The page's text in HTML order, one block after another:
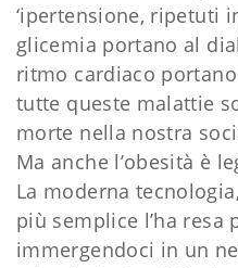
‘ipertensione, ripetuti
glicemia portano al
ritmo cardiaco
tutte queste malattie
morte nella nostra
Ma anche l’obesità è
La moderna
più semplice l’ha
immergendoci in un